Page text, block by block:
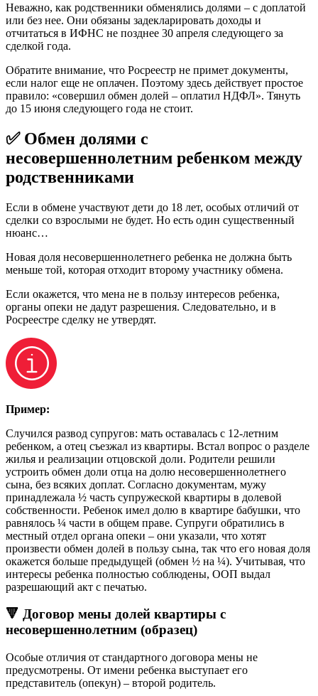
Неважно, как родственники обменялись долями – с доплатой
или без нее. Они обязаны задекларировать доходы и
отчитаться в ИФНС не позднее 30 апреля следующего за
сделкой года.
Обратите внимание, что Росреестр не примет документы,
если налог еще не оплачен. Поэтому здесь действует простое
правило: «совершил обмен долей – оплатил НДФЛ». Тянуть
до 15 июня следующего года не стоит.
✅ Обмен долями с
несовершеннолетним ребенком между
родственниками
Если в обмене участвуют дети до 18 лет, особых отличий от
сделки со взрослыми не будет. Но есть один существенный
нюанс…
Новая доля несовершеннолетнего ребенка не должна быть
меньше той, которая отходит второму участнику обмена.
Если окажется, что мена не в пользу интересов ребенка,
органы опеки не дадут разрешения. Следовательно, и в
Росреестре сделку не утвердят.
Пример:
Случился развод супругов: мать оставалась с 12-летним
ребенком, а отец съезжал из квартиры. Встал вопрос о разделе
жилья и реализации отцовской доли. Родители решили
устроить обмен доли отца на долю несовершеннолетнего
сына, без всяких доплат. Согласно документам, мужу
принадлежала ½ часть супружеской квартиры в долевой
собственности. Ребенок имел долю в квартире бабушки, что
равнялось ¼ части в общем праве. Супруги обратились в
местный отдел органа опеки – они указали, что хотят
произвести обмен долей в пользу сына, так что его новая доля
окажется больше предыдущей (обмен ½ на ¼). Учитывая, что
интересы ребенка полностью соблюдены, ООП выдал
разрешающий акт с печатью.
🔻 Договор мены долей квартиры с
несовершеннолетним (образец)
Особые отличия от стандартного договора мены не
предусмотрены. От имени ребенка выступает его
представитель (опекун) – второй родитель.